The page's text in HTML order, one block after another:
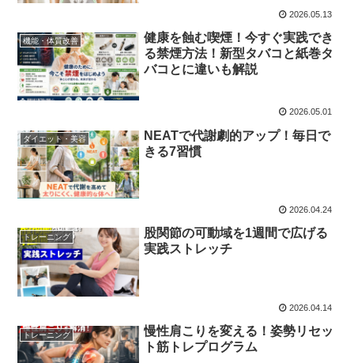
2026.05.13
機能・体質改善
健康を蝕む喫煙！今すぐ実践でき
る禁煙方法！新型タバコと紙巻タ
バコとに違いも解説
2026.05.01
ダイエット・美容
NEATで代謝劇的アップ！毎日で
きる7習慣
2026.04.24
トレーニング
股関節の可動域を1週間で広げる
実践ストレッチ
2026.04.14
トレーニング
慢性肩こりを変える！姿勢リセッ
ト筋トレプログラム